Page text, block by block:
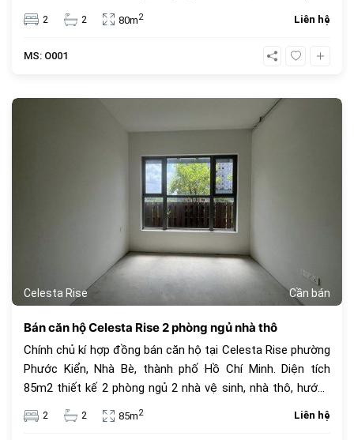
trang thiết bị nội thất cao cấp, view thoáng mát. Giá thuê
18 triệu. Tiện ích dự án Celesta Rise mang lại dành cho cư
dân với những dịch vụ tiện nghi, cao cấp mang tiêu chuẩn
thác nước nhân tạo, hồ bơi cho trẻ trên 5 tuổi, khu BBQ,
khu cấm trại, sân tennis, sân bóng rổ, sân golf mini, khu
công viên cho thú cưng, khu chiếu phim ngoài trời, khu nhà
2 2 80m2 Liên hệ
MS: O001
Celesta Rise Cần bán
Bán căn hộ Celesta Rise 2 phòng ngủ nhà thô
Chính chủ kí hợp đồng bán căn hộ tại Celesta Rise phường
Phước Kiển, Nhà Bè, thành phố Hồ Chí Minh. Diện tích
85m2 thiết kế 2 phòng ngủ 2 nhà vệ sinh, nhà thô, hướng
đông nam. Giá bán 5,8 tỷ bao thuế phí. Tiện ích dự án
Celesta Rise mang lại dành cho cư dân với những dịch vụ
2 2 85m2 Liên hệ